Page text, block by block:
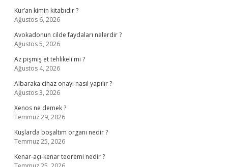
Kur’an kimin kitabıdır ?
Ağustos 6, 2026
Avokadonun cilde faydaları nelerdir ?
Ağustos 5, 2026
Az pişmiş et tehlikeli mi ?
Ağustos 4, 2026
Albaraka cihaz onayı nasıl yapılır ?
Ağustos 3, 2026
Xenos ne demek ?
Temmuz 29, 2026
Kuşlarda boşaltım organı nedir ?
Temmuz 25, 2026
Kenar-açı-kenar teoremi nedir ?